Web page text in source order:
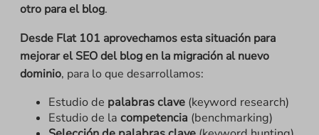
otro para el blog.
Desde Flat 101 aprovechamos esta situación para
mejorar el SEO del blog en la migración al nuevo
dominio, para lo que desarrollamos:
Estudio de palabras clave (keyword research)
Estudio de la competencia (benchmarking)